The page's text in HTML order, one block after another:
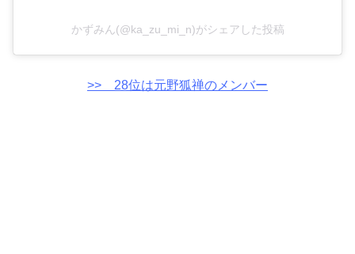
かずみん(@ka_zu_mi_n)がシェアした投稿
>> 28位は元野狐禅のメンバー